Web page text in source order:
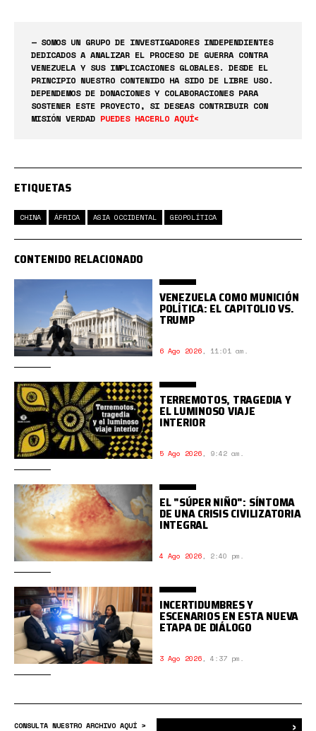
— SOMOS UN GRUPO DE INVESTIGADORES INDEPENDIENTES
DEDICADOS A ANALIZAR EL PROCESO DE GUERRA CONTRA
VENEZUELA Y SUS IMPLICACIONES GLOBALES. DESDE EL
PRINCIPIO NUESTRO CONTENIDO HA SIDO DE LIBRE USO.
DEPENDEMOS DE DONACIONES Y COLABORACIONES PARA
SOSTENER ESTE PROYECTO, SI DESEAS CONTRIBUIR CON
MISIÓN VERDAD PUEDES HACERLO AQUÍ<
ETIQUETAS
CHINA ÁFRICA ASIA OCCIDENTAL GEOPOLÍTICA
CONTENIDO RELACIONADO
VENEZUELA COMO MUNICIÓN
POLÍTICA: EL CAPITOLIO VS.
TRUMP
6 Ago 2026, 11:01 am.
TERREMOTOS, TRAGEDIA Y
EL LUMINOSO VIAJE
INTERIOR
5 Ago 2026, 9:42 am.
EL "SÚPER NIÑO": SÍNTOMA
DE UNA CRISIS CIVILIZATORIA
INTEGRAL
4 Ago 2026, 2:40 pm.
INCERTIDUMBRES Y
ESCENARIOS EN ESTA NUEVA
ETAPA DE DIÁLOGO
3 Ago 2026, 4:37 pm.
CONSULTA NUESTRO ARCHIVO AQUÍ > ›